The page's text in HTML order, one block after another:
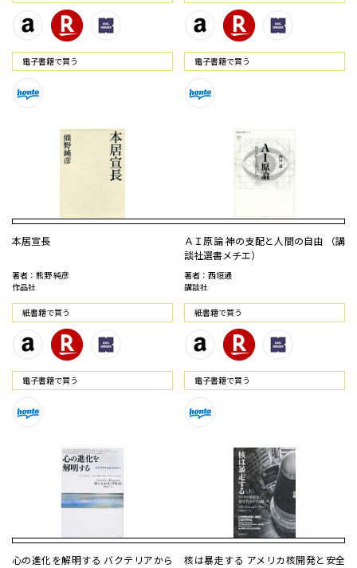
電⼦書籍で買う 電⼦書籍で買う
本居宣長
著者：熊野 純彦
作品社
紙書籍で買う
電⼦書籍で買う
ＡＩ原論 神の支配と人間の自由 （講
談社選書メチエ）
著者：西垣通
講談社
紙書籍で買う
電⼦書籍で買う
心の進化を解明する バクテリアから
核は暴走する アメリカ核開発と安全